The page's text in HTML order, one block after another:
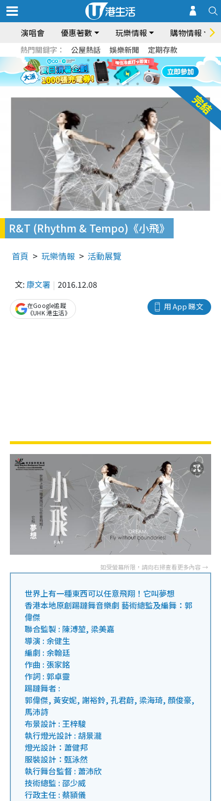
演唱會 優惠著數 玩樂情報 購物情報
熱門關鍵字： 公屋熱話 娛樂新聞 定期存款
R&T (Rhythm & Tempo)《小飛》
首頁 玩樂情報 活動展覽
文: 康文署 2016.12.08
用 App 睇文
在Google追蹤
《UHK 港生活》
世界上有一種東西可以任意飛翔！它叫夢想
香港本地原創踢躂舞音樂劇 藝術總監及編舞：郭
偉傑
聯合監製 : 陳溥堃, 梁美嘉
導演 : 余健生
編劇 : 余翰廷
作曲 : 張家銘
作詞 : 郭卓靈
踢躂舞者 :
郭偉傑, 黃安妮, 謝裕鈴, 孔君蔚, 梁海琦, 顏俊豪,
馬沛詩
布景設計 : 王梓駿
執行燈光設計 : 胡景瀧
燈光設計：蕭健邦
服裝設計：甄泳然
執行舞台監督 : 蕭沛欣
技術總監 : 邵少威
行政主任 : 蔡頴儀